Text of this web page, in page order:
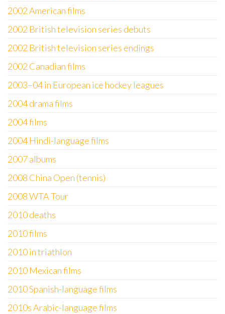
2002 American films
2002 British television series debuts
2002 British television series endings
2002 Canadian films
2003–04 in European ice hockey leagues
2004 drama films
2004 films
2004 Hindi-language films
2007 albums
2008 China Open (tennis)
2008 WTA Tour
2010 deaths
2010 films
2010 in triathlon
2010 Mexican films
2010 Spanish-language films
2010s Arabic-language films